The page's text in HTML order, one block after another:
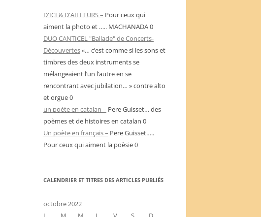
D'ICI & D'AILLEURS – Pour ceux qui
aiment la photo et ….. MACHANADA 0
DUO CANTICEL "Ballade" de Concerts-
Découvertes«… c’est comme si les sons et
timbres des deux instruments se
mélangeaient l’un l’autre en se
rencontrant avec jubilation… » contre alto
et orgue 0
un poète en catalan – Pere Guisset… des
poèmes et de histoires en catalan 0
Un poète en français – Pere Guisset…..
Pour ceux qui aiment la poèsie 0
CALENDRIER ET TITRES DES ARTICLES PUBLIÉS
octobre 2022